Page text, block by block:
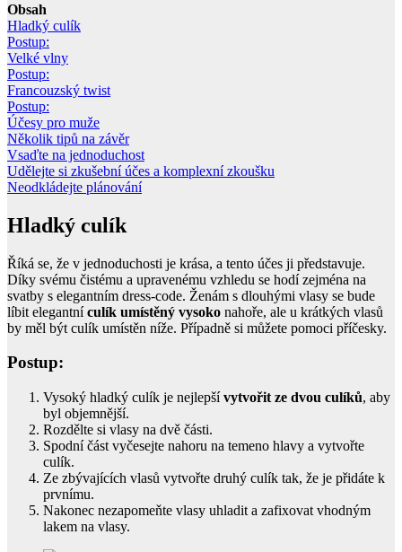
Obsah
Hladký culík
Postup:
Velké vlny
Postup:
Francouzský twist
Postup:
Účesy pro muže
Několik tipů na závěr
Vsaďte na jednoduchost
Udělejte si zkušební účes a komplexní zkoušku
Neodkládejte plánování
Hladký culík
Říká se, že v jednoduchosti je krása, a tento účes ji představuje.
Díky svému čistému a upravenému vzhledu se hodí zejména na
svatby s elegantním dress-code. Ženám s dlouhými vlasy se bude
líbit elegantnículík umístěný vysoko nahoře, ale u krátkých vlasů
by měl být culík umístěn níže. Případně si můžete pomoci příčesky.
Postup:
Vysoký hladký culík je nejlepšívytvořit ze dvou culíků, aby
byl objemnější.
Rozdělte si vlasy na dvě části.
Spodní část vyčesejte nahoru na temeno hlavy a vytvořte
culík.
Ze zbývajících vlasů vytvořte druhý culík tak, že je přidáte k
prvnímu.
Nakonec nezapomeňte vlasy uhladit a zafixovat vhodným
lakem na vlasy.